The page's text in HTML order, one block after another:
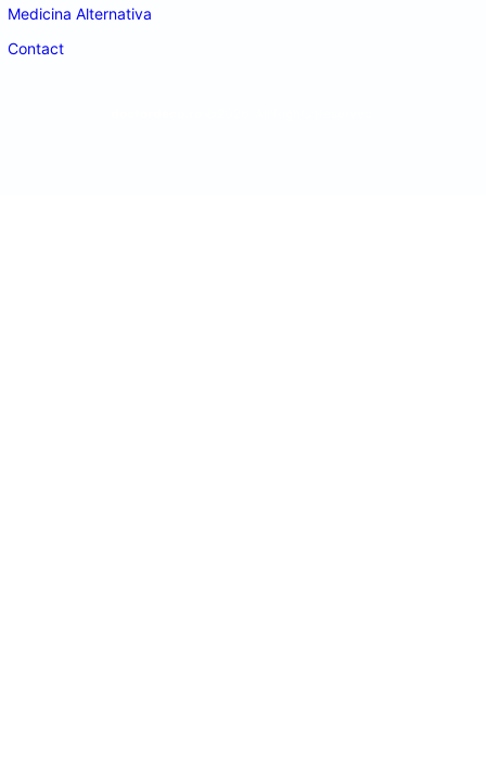
Medicina Alternativa
Contact